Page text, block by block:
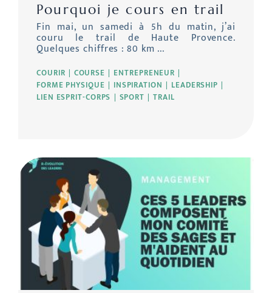
COURIR COURSE
ENTREPRENEUR
FORME PHYSIQUE
INSPIRATION
LEADERSHIP
LIEN ESPRIT-CORPS
SPORT TRAIL
Pourquoi je cours en trail
Fin mai, un samedi à 5h du matin, j’ai
couru le trail de Haute Provence.
Quelques chiffres : 80 km ...